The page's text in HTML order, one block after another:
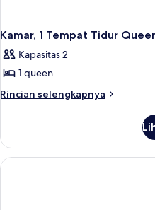
Kamar, 1 Tempat Tidur
Kapasitas 2
1 queen
Rincian selengkapnya
Rincian
Kamar,
Tempat